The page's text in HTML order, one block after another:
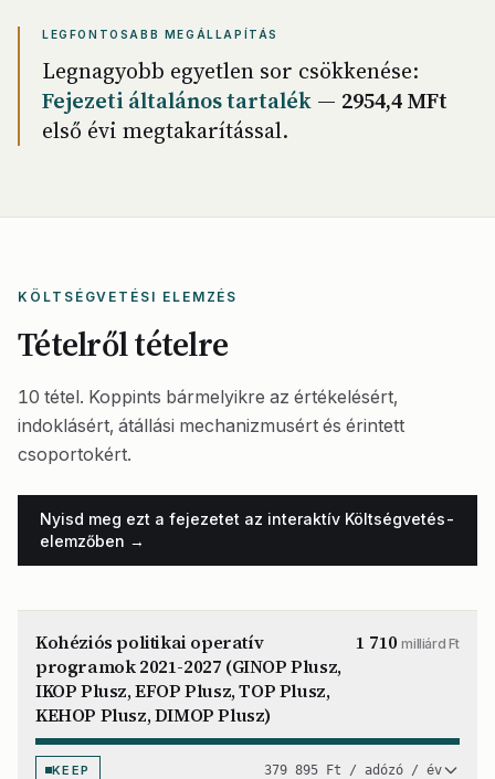
LEGFONTOSABB MEGÁLLAPÍTÁS
Legnagyobb egyetlen sor csökkenése:
Fejezeti általános tartalék — 2954,4 MFt
első évi megtakarítással.
KÖLTSÉGVETÉSI ELEMZÉS
Tételről tételre
10 tétel. Koppints bármelyikre az értékelésért,
indoklásért, átállási mechanizmusért és érintett
csoportokért.
Nyisd meg ezt a fejezetet az interaktív Költségvetés-
elemzőben →
Kohéziós politikai operatív
programok 2021-2027 (GINOP Plusz,
IKOP Plusz, EFOP Plusz, TOP Plusz,
KEHOP Plusz, DIMOP Plusz)
1 710milliárd Ft
KEEP 379 895 Ft / adózó / év